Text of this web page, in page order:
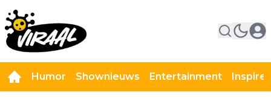
Humor Shownieuws Entertainment